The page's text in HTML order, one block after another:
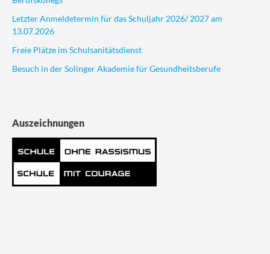
Letzter Anmeldetermin für das Schuljahr 2026/ 2027 am
13.07.2026
Freie Plätze im Schulsanitätsdienst
Besuch in der Solinger Akademie für Gesundheitsberufe
Auszeichnungen